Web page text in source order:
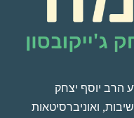
הרב יוסף יצחק
ואוניברסיטאות